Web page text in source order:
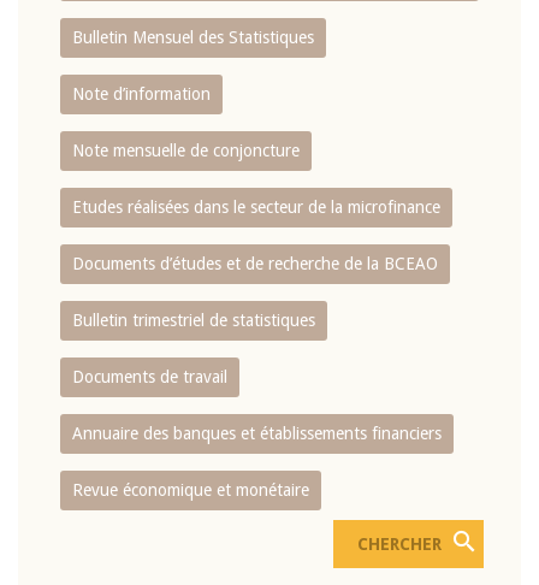
Bulletin Mensuel des Statistiques
Note d’information
Note mensuelle de conjoncture
Etudes réalisées dans le secteur de la microfinance
Documents d’études et de recherche de la BCEAO
Bulletin trimestriel de statistiques
Documents de travail
Annuaire des banques et établissements financiers
Revue économique et monétaire